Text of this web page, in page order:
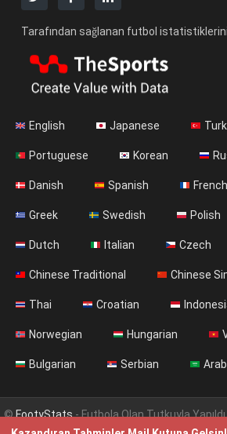
Tarafından sağlanan futbol
English Japanese
Portuguese Korean
Danish Spanish French
Greek Swedish Polish
Dutch Italian Czech
Chinese Traditional Chinese
Thai Croatian
Norwegian Hungarian
Bulgarian Serbian
©FootyStats- Futbola Olan Tutkuyla Yapıldı